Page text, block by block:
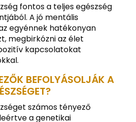
fontos a teljes egészség
A jó mentális
egyénnek hatékonyan
megbirkózni az élet
kapcsolatokat
BEFOLYÁSOLJÁK A
számos tényező
a genetikai